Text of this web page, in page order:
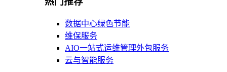
数据中心绿色节能
维保服务
AIO一站式运维管理外包服务
云与智能服务